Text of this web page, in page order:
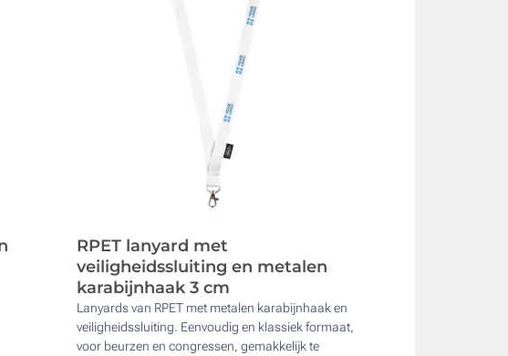
RPET lanyard met
veiligheidssluiting en metalen
karabijnhaak 3 cm
Lanyards van RPET met metalen karabijnhaak en
veiligheidssluiting. Eenvoudig en klassiek formaat,
voor beurzen en congressen, gemakkelijk te